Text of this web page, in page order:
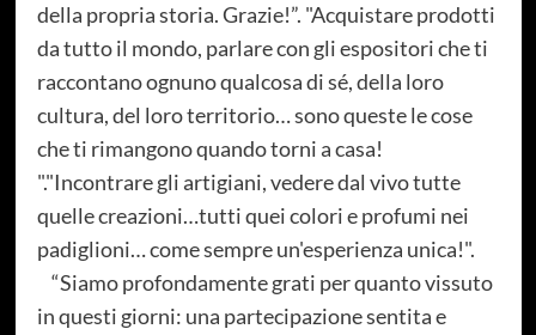
della propria storia. Grazie!”. "Acquistare prodotti
da tutto il mondo, parlare con gli espositori che ti
raccontano ognuno qualcosa di sé, della loro
cultura, del loro territorio… sono queste le cose
che ti rimangono quando torni a casa!
"."Incontrare gli artigiani, vedere dal vivo tutte
quelle creazioni…tutti quei colori e profumi nei
padiglioni… come sempre un'esperienza unica!".
“Siamo profondamente grati per quanto vissuto
in questi giorni: una partecipazione sentita e